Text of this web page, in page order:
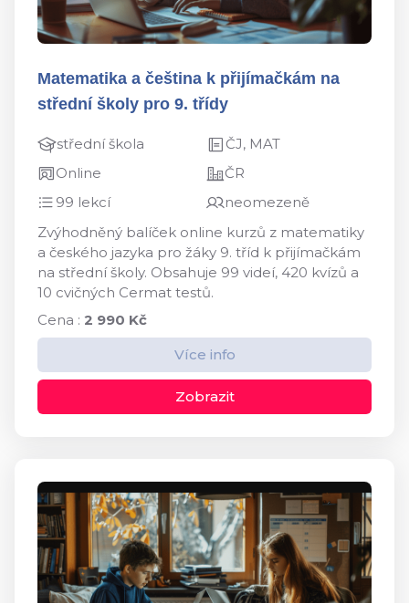
Matematika a čeština k přijímačkám na
střední školy pro 9. třídy
střední škola
ČJ, MAT
Online
ČR
99 lekcí
neomezeně
Zvýhodněný balíček online kurzů z matematiky
a českého jazyka pro žáky 9. tříd k přijímačkám
na střední školy. Obsahuje 99 videí, 420 kvízů a
10 cvičných Cermat testů.
Cena : 2 990 Kč
Více info
Zobrazit